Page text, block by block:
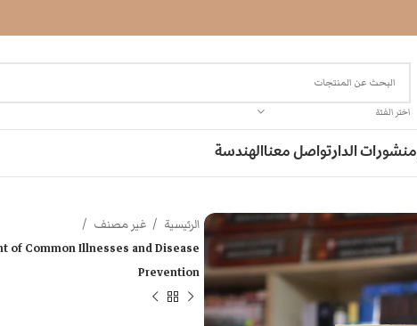
اختر الفئة
منشورات الدارتواصل معناالهندسة
الرئيسية
غير مصنف
of Common Illnesses and Disease
Prevention